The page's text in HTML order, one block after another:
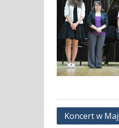
Nawigacja
Koncert w